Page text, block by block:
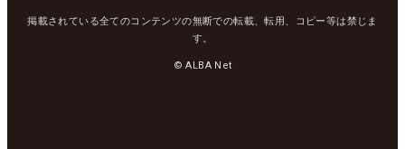
掲載されている全てのコンテンツの無断での転載、転用、コピー等は禁じま
す。
© ALBA Net